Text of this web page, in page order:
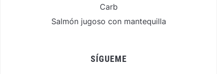
Carb
Salmón jugoso con mantequilla
SÍGUEME